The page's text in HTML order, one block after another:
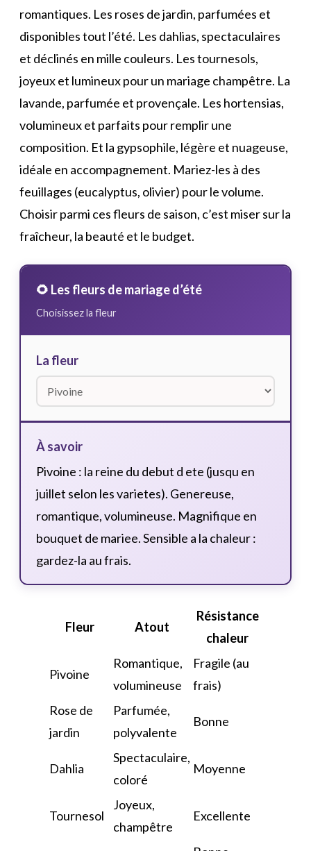
romantiques. Les roses de jardin, parfumées et
disponibles tout l’été. Les dahlias, spectaculaires
et déclinés en mille couleurs. Les tournesols,
joyeux et lumineux pour un mariage champêtre. La
lavande, parfumée et provençale. Les hortensias,
volumineux et parfaits pour remplir une
composition. Et la gypsophile, légère et nuageuse,
idéale en accompagnement. Mariez-les à des
feuillages (eucalyptus, olivier) pour le volume.
Choisir parmi ces fleurs de saison, c’est miser sur la
fraîcheur, la beauté et le budget.
🌻 Les fleurs de mariage d’été
Choisissez la fleur
La fleur
À savoir
Pivoine : la reine du debut d ete (jusqu en
juillet selon les varietes). Genereuse,
romantique, volumineuse. Magnifique en
bouquet de mariee. Sensible a la chaleur :
gardez-la au frais.
Fleur Atout
Résistance
chaleur
Pivoine
Romantique,
volumineuse
Fragile (au
frais)
Rose de
jardin
Parfumée,
polyvalente
Bonne
Dahlia
Spectaculaire,
coloré
Moyenne
Tournesol
Joyeux,
champêtre
Excellente